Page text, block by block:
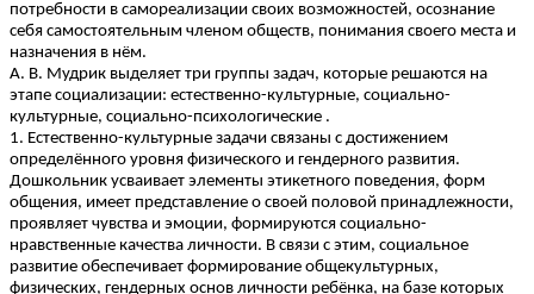
потребности в самореализации своих возможностей, осознание
себя самостоятельным членом обществ, понимания своего места и
назначения в нём.
А. В. Мудрик выделяет три группы задач, которые решаются на
этапе социализации: естественно-культурные, социально-
культурные, социально-психологические .
1. Естественно-культурные задачи связаны с достижением
определённого уровня физического и гендерного развития.
Дошкольник усваивает элементы этикетного поведения, форм
общения, имеет представление о своей половой принадлежности,
проявляет чувства и эмоции, формируются социально-
нравственные качества личности. В связи с этим, социальное
развитие обеспечивает формирование общекультурных,
физических, гендерных основ личности ребёнка, на базе которых